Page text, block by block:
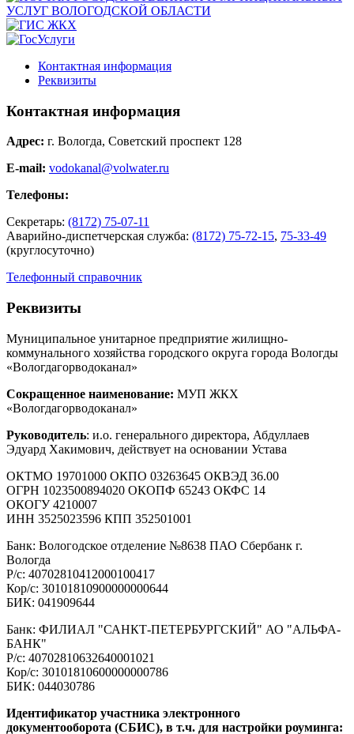
Контактная информация
Реквизиты
Контактная информация
Адрес: г. Вологда, Советский проспект 128
E-mail: vodokanal@volwater.ru
Телефоны:
Секретарь: (8172) 75-07-11
Аварийно-диспетчерская служба: (8172) 75-72-15, 75-33-49
(круглосуточно)
Телефонный справочник
Реквизиты
Муниципальное унитарное предприятие жилищно-
коммунального хозяйства городского округа города Вологды
«Вологдагорводоканал»
Сокращенное наименование: МУП ЖКХ
«Вологдагорводоканал»
Руководитель: и.о. генерального директора, Абдуллаев
Эдуард Хакимович, действует на основании Устава
ОКТМО 19701000 ОКПО 03263645 ОКВЭД 36.00
ОГРН 1023500894020 ОКОПФ 65243 ОКФС 14
ОКОГУ 4210007
ИНН 3525023596 КПП 352501001
Банк: Вологодское отделение №8638 ПАО Сбербанк г.
Вологда
Р/с: 40702810412000100417
Кор/с: 30101810900000000644
БИК: 041909644
Банк: ФИЛИАЛ "САНКТ-ПЕТЕРБУРГСКИЙ" АО "АЛЬФА-
БАНК"
Р/с: 40702810632640001021
Кор/с: 30101810600000000786
БИК: 044030786
Идентификатор участника электронного
документооборота (СБИС), в т.ч. для настройки роуминга: